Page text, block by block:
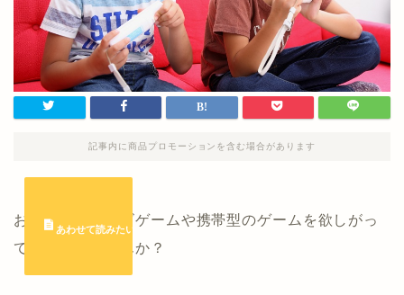
記事内に商品プロモーションを含む場合があります
お孫さんがテレビゲームや携帯型のゲームを欲しがっ
ていたりしませんか？